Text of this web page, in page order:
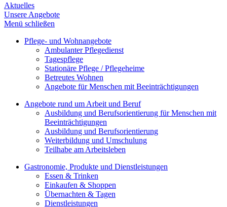
Aktuelles
Unsere Angebote
Menü schließen
Pflege- und Wohnangebote
Ambulanter Pflegedienst
Tagespflege
Stationäre Pflege / Pflegeheime
Betreutes Wohnen
Angebote für Menschen mit Beeinträchtigungen
Angebote rund um Arbeit und Beruf
Ausbildung und Berufsorientierung für Menschen mit
Beeinträchtigungen
Ausbildung und Berufsorientierung
Weiterbildung und Umschulung
Teilhabe am Arbeitsleben
Gastronomie, Produkte und Dienstleistungen
Essen & Trinken
Einkaufen & Shoppen
Übernachten & Tagen
Dienstleistungen